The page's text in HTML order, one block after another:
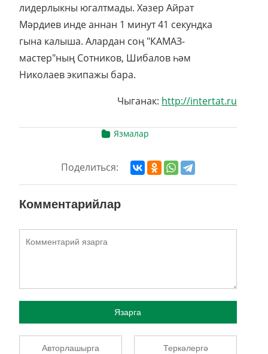
лидерлыкны югалтмады. Хәзер Айрат
Мәрдиев инде аннан 1 минут 41 секундка
гына калыша. Алардан соң "КАМАЗ-
мастер"ның Сотников, Шибалов һәм
Николаев экипажы бара.
Чыганак: http://intertat.ru
Язмалар
Поделиться:
Комментарийлар
Язарга
Авторлашырга Теркәлергә